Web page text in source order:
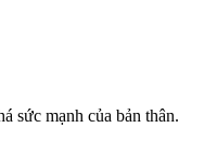
sức mạnh của bản thân.